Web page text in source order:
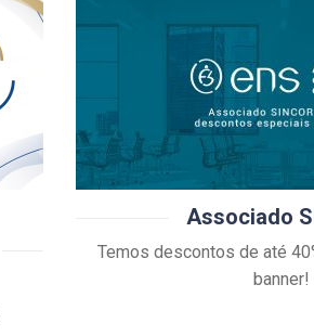
Associado
Temos descontos de até
banner!